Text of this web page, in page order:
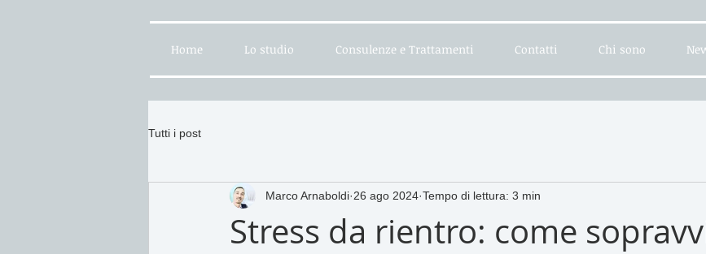
Home Lo studio Consulenze e Trattamenti Contatti Chi sono
Tutti i post
Stress da rientro: come
Marco Arnaboldi 26 ago 2024 Tempo di lettura: 3 min